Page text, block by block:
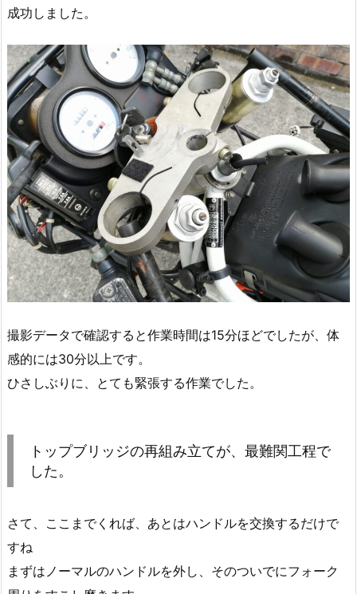
成功しました。
撮影データで確認すると作業時間は15分ほどでしたが、体
感的には30分以上です。
ひさしぶりに、とても緊張する作業でした。
トップブリッジの再組み立てが、最難関工程で
した。
さて、ここまでくれば、あとはハンドルを交換するだけで
すね
まずはノーマルのハンドルを外し、そのついでにフォーク